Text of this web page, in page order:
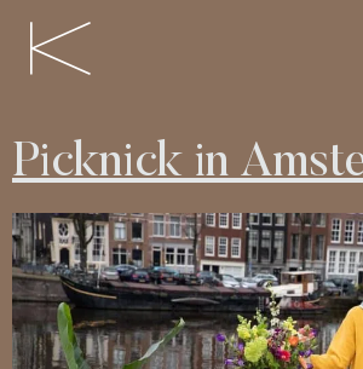
Picknick in